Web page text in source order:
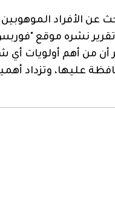
عن الأفراد الموهوبين
تقرير نشره موقع
أن من أهم أولويات أي
عليها، وتزداد